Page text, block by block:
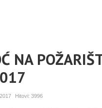
NA
Hitovi: 3996